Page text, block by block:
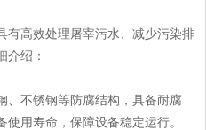
有高效处理屠宰污水、减少污染排
介绍：
、不锈钢等防腐结构，具备耐腐
用寿命，保障设备稳定运行。